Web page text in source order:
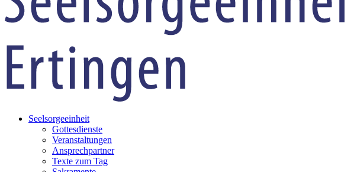
Seelsorgeeinheit
Gottesdienste
Veranstaltungen
Ansprechpartner
Texte zum Tag